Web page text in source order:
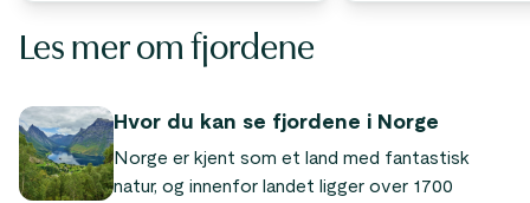
Les mer om fjordene
Hvor du kan se fjordene i Norge
Norge er kjent som et land med fantastisk
natur, og innenfor landet ligger over 1700